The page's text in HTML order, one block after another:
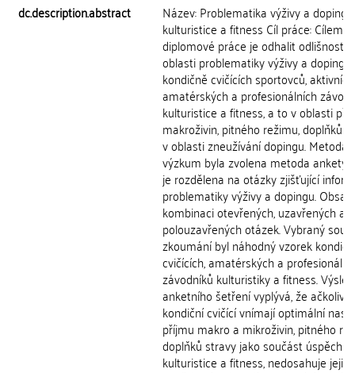
dc.description.abstract
Název: Problematika výživy a
kulturistice a fitness Cíl práce: Cílem
diplomové práce je odhalit odlišnosti v
oblasti problematiky výživy a dopingu
kondičně cvičících sportovců, aktivních
amatérských a profesionálních
kulturistice a fitness, a to v oblasti
makroživin, pitného režimu, doplňků
v oblasti zneužívání dopingu. Metoda:
výzkum byla zvolena metoda ankety.
je rozdělena na otázky zjišťující
problematiky výživy a dopingu.
kombinaci otevřených, uzavřených a
polouzavřených otázek. Vybraný
zkoumání byl náhodný vzorek
cvičících, amatérských a
závodníků kulturistiky a fitness.
anketního šetření vyplývá, že ačkoliv
kondiční cvičící vnímají optimální
příjmu makro a mikroživin, pitného
doplňků stravy jako součást úspěchu
kulturistice a fitness, nedosahuje jejich